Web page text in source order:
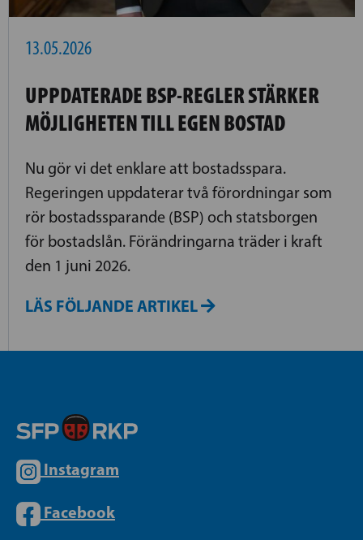
13.05.2026
UPPDATERADE BSP-REGLER STÄRKER
MÖJLIGHETEN TILL EGEN BOSTAD
Nu gör vi det enklare att bostadsspara.
Regeringen uppdaterar två förordningar som
rör bostadssparande (BSP) och statsborgen
för bostadslån. Förändringarna träder i kraft
den 1 juni 2026.
LÄS FÖLJANDE ARTIKEL
Instagram
Facebook